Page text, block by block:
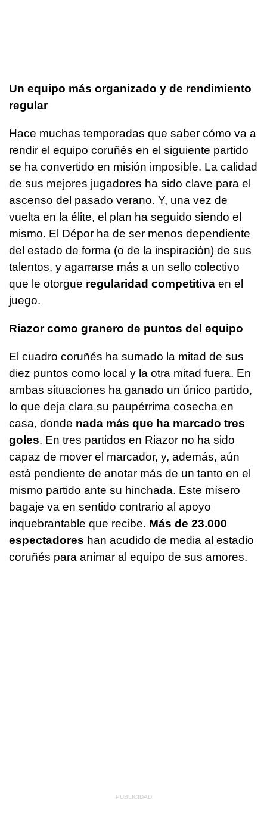
Un equipo más organizado y de rendimiento
regular
Hace muchas temporadas que saber cómo va a
rendir el equipo coruñés en el siguiente partido
se ha convertido en misión imposible. La calidad
de sus mejores jugadores ha sido clave para el
ascenso del pasado verano. Y, una vez de
vuelta en la élite, el plan ha seguido siendo el
mismo. El Dépor ha de ser menos dependiente
del estado de forma (o de la inspiración) de sus
talentos, y agarrarse más a un sello colectivo
que le otorgue regularidad competitiva en el
juego.
Riazor como granero de puntos del equipo
El cuadro coruñés ha sumado la mitad de sus
diez puntos como local y la otra mitad fuera. En
ambas situaciones ha ganado un único partido,
lo que deja clara su paupérrima cosecha en
casa, donde nada más que ha marcado tres
goles. En tres partidos en Riazor no ha sido
capaz de mover el marcador, y, además, aún
está pendiente de anotar más de un tanto en el
mismo partido ante su hinchada. Este mísero
bagaje va en sentido contrario al apoyo
inquebrantable que recibe. Más de 23.000
espectadores han acudido de media al estadio
coruñés para animar al equipo de sus amores.